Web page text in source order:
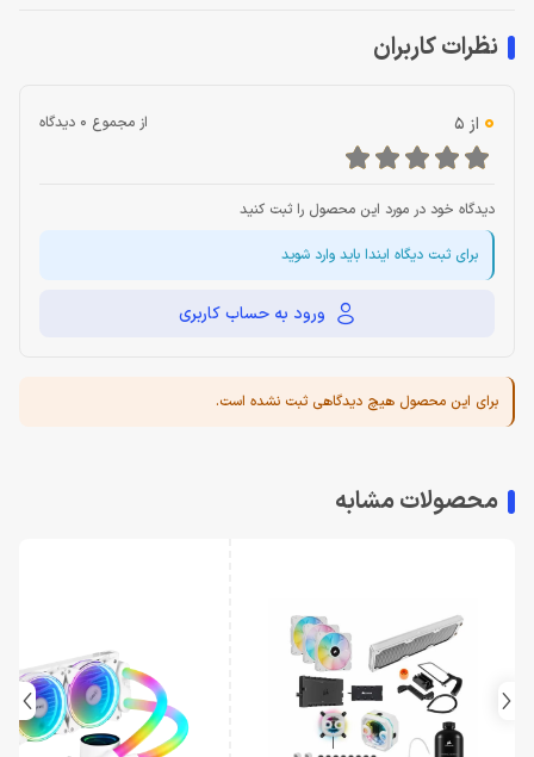
نظرات کاربران
0 از 5 از مجموع 0 دیدگاه
دیدگاه خود در مورد این محصول را ثبت کنید
برای ثبت دیگاه ایندا باید وارد شوید
ورود به حساب کاربری
برای این محصول هیچ دیدگاهی ثبت نشده است.
محصولات مشابه